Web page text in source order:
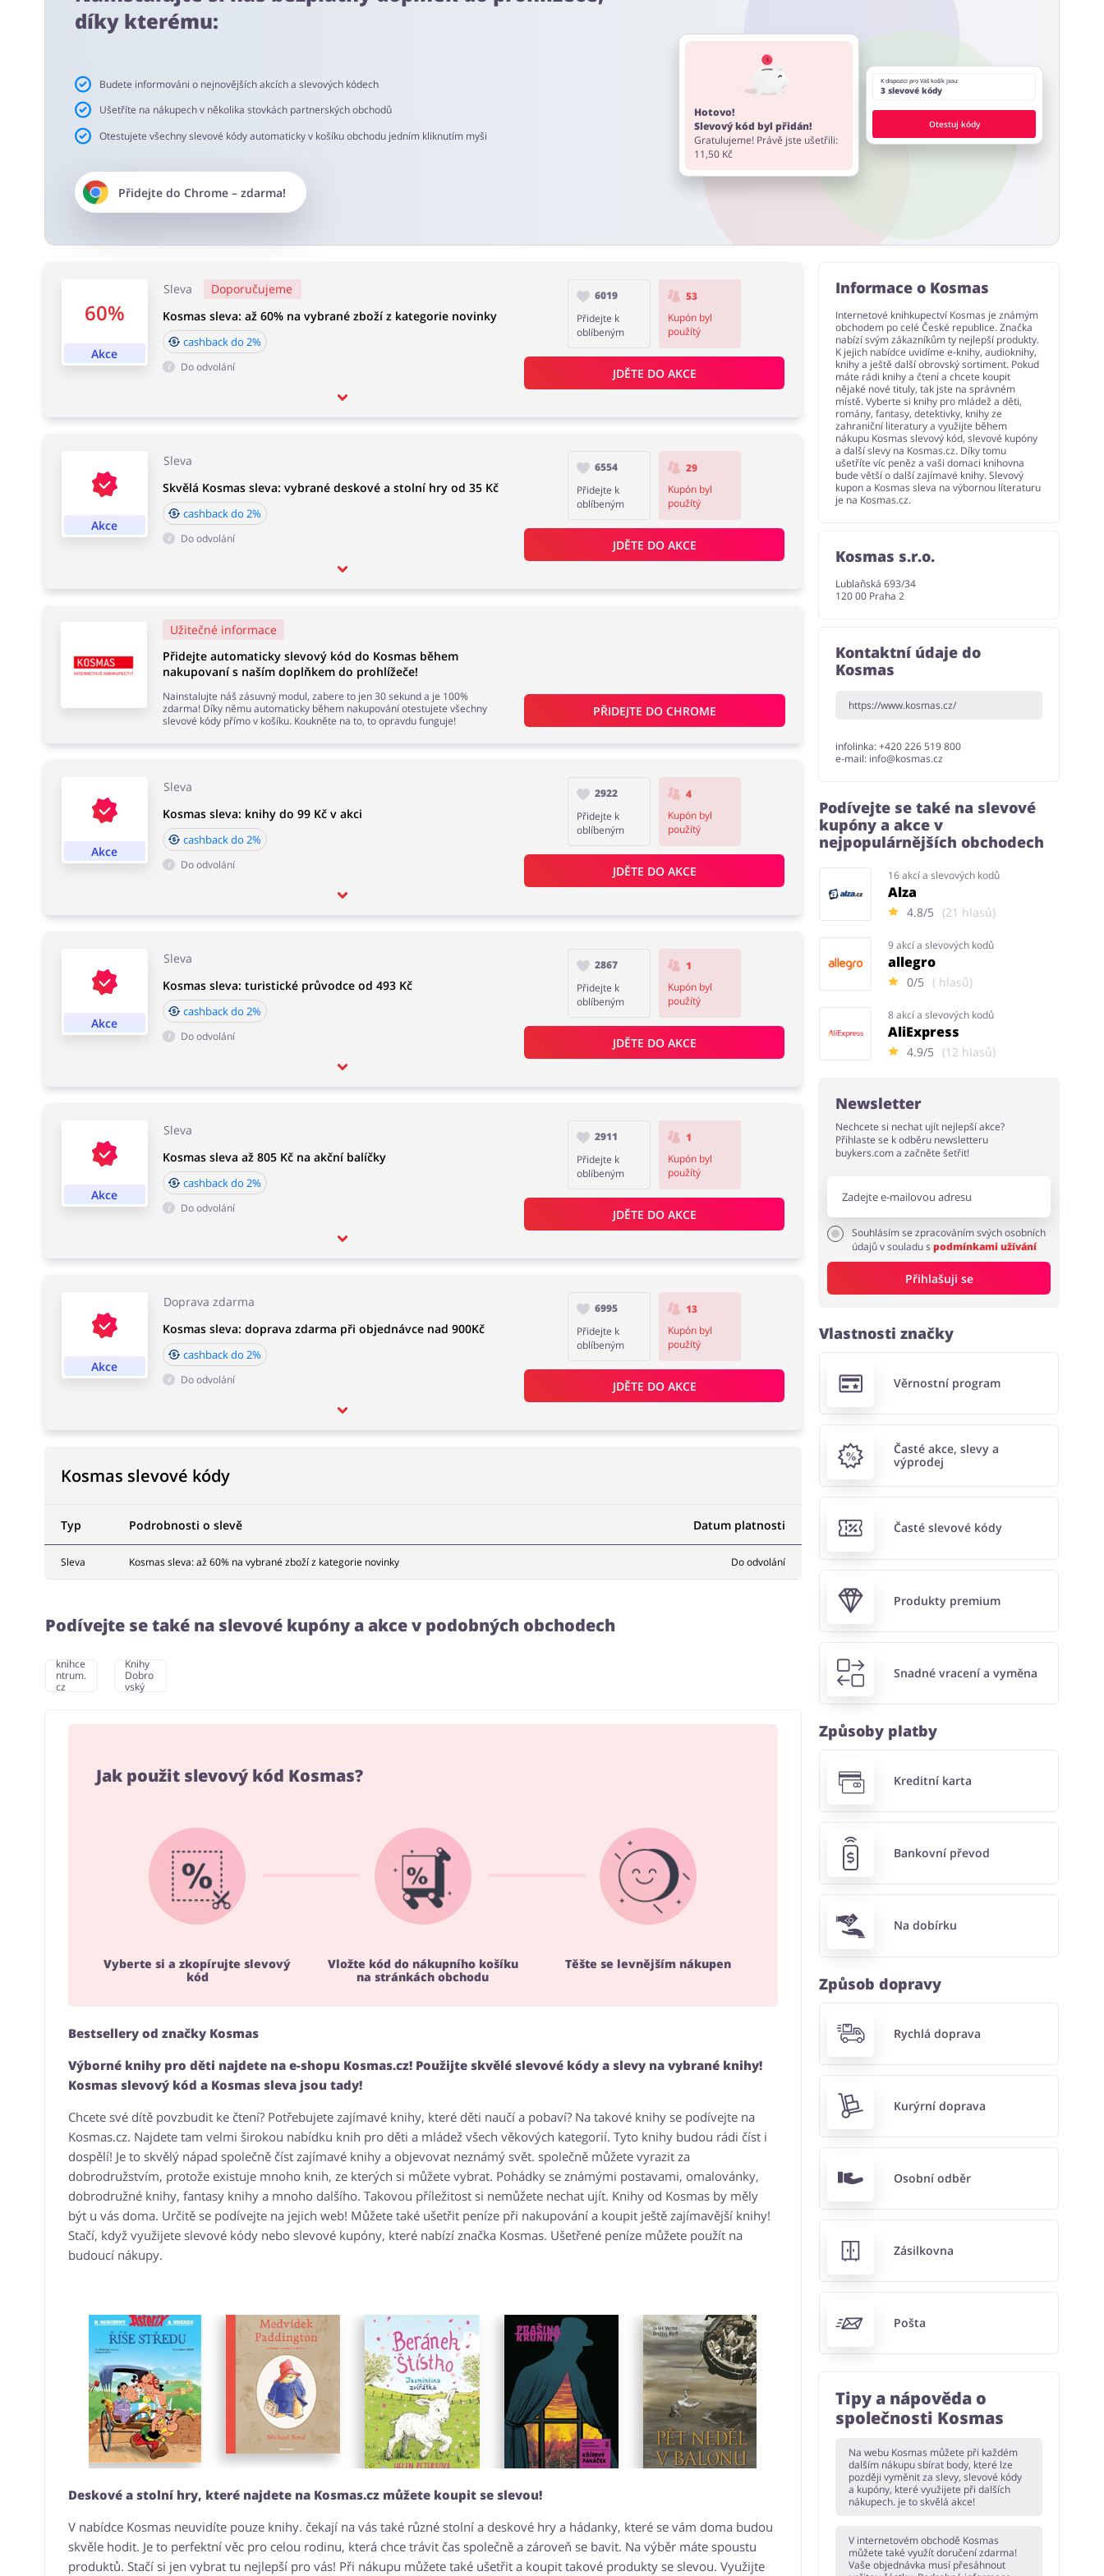
Doporučujeme používání doplňku do prohlížeče buykers.cz. Pamatujte, aby před nákupem vypnout AdBlock a nepoužívat jiné stránky a rozšíření do prohlížeče, které nabízí
slevové kódy a cashback.
Doba akceptace cashbacku:
Průměrná doba akceptace Cashback w Kosmas je od 60 do 90 dní.
díky kterému:
Budete informováni o nejnovějších akcích a slevových kódech
Ušetříte na nákupech v několika stovkách partnerských obchodů
Otestujete všechny slevové kódy automaticky v košíku obchodu jedním kliknutím myši
Přidejte do Chrome– zdarma!
Hotovo!
Slevový kód byl přidán!
Gratulujeme! Právě jste ušetřili:
11,50 Kč
K dispozici pro Váš košík jsou:
3 slevové kódy
Otestuj kódy
60%
Akce
Sleva
Doporučujeme
Kosmas sleva: až 60% na vybrané zboží z kategorie novinky
cashback do 2%
Do odvolání
6019
Přidejte k
oblíbeným
53
Kupón byl
použítý
JDĚTE DO AKCE
Akce
Sleva
Skvělá Kosmas sleva: vybrané deskové a stolní hry od 35 Kč
cashback do 2%
Do odvolání
6554
Přidejte k
oblíbeným
29
Kupón byl
použítý
JDĚTE DO AKCE
Akce
Sleva
Kosmas sleva: knihy do 99 Kč v akci
cashback do 2%
Do odvolání
2922
Přidejte k
oblíbeným
4
Kupón byl
použítý
JDĚTE DO AKCE
Akce
Sleva
Kosmas sleva: turistické průvodce od 493 Kč
cashback do 2%
Do odvolání
2867
Přidejte k
oblíbeným
1
Kupón byl
použítý
JDĚTE DO AKCE
Akce
Sleva
Kosmas sleva až 805 Kč na akční balíčky
cashback do 2%
Do odvolání
2911
Přidejte k
oblíbeným
1
Kupón byl
použítý
JDĚTE DO AKCE
Akce
Doprava zdarma
Kosmas sleva: doprava zdarma při objednávce nad 900Kč
cashback do 2%
Do odvolání
6995
Přidejte k
oblíbeným
13
Kupón byl
použítý
JDĚTE DO AKCE
Užitečné informace
Přidejte automaticky slevový kód do Kosmas během
nakupovaní s naším doplňkem do prohlížeče!
Nainstalujte náš zásuvný modul, zabere to jen 30 sekund a je 100%
zdarma! Díky němu automaticky během nakupování otestujete všechny
slevové kódy přímo v košíku. Koukněte na to, to opravdu funguje!
PŘIDEJTE DO CHROME
Kosmas slevové kódy
Typ Podrobnosti o slevě Datum platnosti
Sleva Kosmas sleva: až 60% na vybrané zboží z kategorie novinky Do odvolání
Podívejte se také na slevové kupóny a akce v podobných obchodech
knihce
ntrum.
cz
Knihy
Dobro
vský
Jak použit slevový kód Kosmas?
Vyberte si a zkopírujte slevový
kód
Vložte kód do nákupního košíku
na stránkách obchodu
Těšte se levnějším nákupen
Bestsellery od značky Kosmas
Výborné knihy pro děti najdete na e-shopu Kosmas.cz! Použijte skvělé slevové kódy a slevy na vybrané knihy!
Kosmas slevový kód a Kosmas sleva jsou tady!
Chcete své dítě povzbudit ke čtení? Potřebujete zajímavé knihy, které děti naučí a pobaví? Na takové knihy se podívejte na
Kosmas.cz. Najdete tam velmi širokou nabídku knih pro děti a mládež všech věkových kategorií. Tyto knihy budou rádi číst i
dospělí! Je to skvělý nápad společně číst zajímavé knihy a objevovat neznámý svět. společně můžete vyrazit za
dobrodružstvím, protože existuje mnoho knih, ze kterých si můžete vybrat. Pohádky se známými postavami, omalovánky,
dobrodružné knihy, fantasy knihy a mnoho dalšího. Takovou příležitost si nemůžete nechat ujít. Knihy od Kosmas by měly
být u vás doma. Určitě se podívejte na jejich web! Můžete také ušetřit peníze při nakupování a koupit ještě zajímavější knihy!
Stačí, když využijete slevové kódy nebo slevové kupóny, které nabízí značka Kosmas. Ušetřené peníze můžete použít na
budoucí nákupy.
Deskové a stolní hry, které najdete na Kosmas.cz můžete koupit se slevou!
V nabídce Kosmas neuvidíte pouze knihy. čekají na vás také různé stolní a deskové hry a hádanky, které se vám doma budou
skvěle hodit. Je to perfektní věc pro celou rodinu, která chce trávit čas společně a zároveň se bavit. Na výběr máte spoustu
produktů. Stačí si jen vybrat tu nejlepší pro vás! Při nákupu můžete také ušetřit a koupit takové produkty se slevou. Využijte
Informace o Kosmas
Internetové knihkupectví Kosmas je známým
obchodem po celé České republice. Značka
nabízí svým zákazníkům ty nejlepší produkty.
K jejich nabídce uvidíme e-knihy, audioknihy,
knihy a ještě další obrovský sortiment. Pokud
máte rádi knihy a čtení a chcete koupit
nějaké nové tituly, tak jste na správném
místě. Vyberte si knihy pro mládež a děti,
romány, fantasy, detektivky, knihy ze
zahraniční literatury a využijte během
nákupu Kosmas slevový kód, slevové kupóny
a další slevy na Kosmas.cz. Díky tomu
ušetříte víc peněz a vaši domaci knihovna
bude větší o další zajímavé knihy. Slevový
kupon a Kosmas sleva na výbornou líteraturu
je na Kosmas.cz.
Kosmas s.r.o.
Lublaňská 693/34
120 00 Praha 2
Kontaktní údaje do
Kosmas
https://www.kosmas.cz/
infolinka: +420 226 519 800
e-mail: info@kosmas.cz
Podívejte se také na slevové
kupóny a akce v
nejpopulárnějších obchodech
16 akcí a slevových kodů
Alza
4.8/5 (21 hlasů)
9 akcí a slevových kodů
allegro
0/5 ( hlasů)
8 akcí a slevových kodů
AliExpress
4.9/5 (12 hlasů)
Newsletter
Nechcete si nechat ujít nejlepší akce?
Přihlaste se k odběru newsletteru
buykers.com a začněte šetřit!
Souhlásím se zpracováním svých osobních
údajů v souladu spodmínkami užívání
Přihlašuji se
Vlastnosti značky
Věrnostní program
Časté akce, slevy a
výprodej
Časté slevové kódy
Produkty premium
Snadné vracení a vyměna
Způsoby platby
Kreditní karta
Bankovní převod
Na dobírku
Způsob dopravy
Rychlá doprava
Kurýrní doprava
Osobní odběr
Zásilkovna
Pošta
Tipy a nápověda o
společnosti Kosmas
Na webu Kosmas můžete při každém
dalším nákupu sbírat body, které lze
později vyměnit za slevy, slevové kódy
a kupóny, které využijete při dalších
nákupech. je to skvělá akce!
V internetovém obchodě Kosmas
můžete také využít doručení zdarma!
Vaše objednávka musí přesáhnout